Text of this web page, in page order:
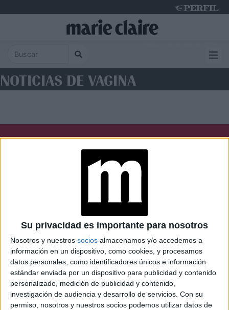
Su privacidad es importante para nosotros
Nosotros y nuestros socios almacenamos y/o accedemos a
información en un dispositivo, como cookies, y procesamos
datos personales, como identificadores únicos e información
estándar enviada por un dispositivo para publicidad y contenido
personalizado, medición de publicidad y contenido,
investigación de audiencia y desarrollo de servicios. Con su
permiso, nosotros y nuestros socios podemos utilizar datos de
NOTICIAS DE VAGINA
Caras Noticias
Weekend Parabrisas
Look
Luz Mía Lunateen Break BATimes
© Perfil.com 2006-2019 - Todos los derechos reservados
Registro de Propiedad Intelectual: Nro. 5346433